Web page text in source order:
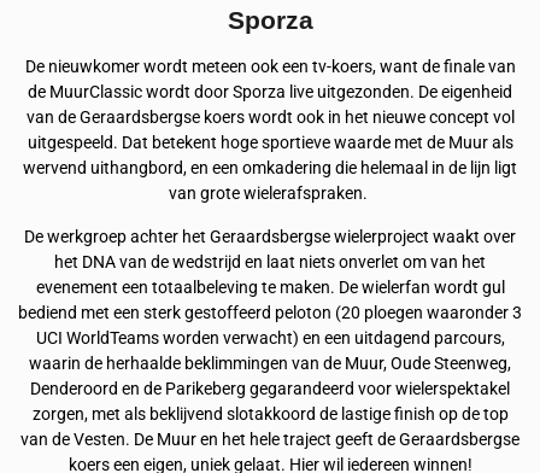
Sporza
De nieuwkomer wordt meteen ook een tv-koers, want de finale van
de MuurClassic wordt door Sporza live uitgezonden. De eigenheid
van de Geraardsbergse koers wordt ook in het nieuwe concept vol
uitgespeeld. Dat betekent hoge sportieve waarde met de Muur als
wervend uithangbord, en een omkadering die helemaal in de lijn ligt
van grote wielerafspraken.
De werkgroep achter het Geraardsbergse wielerproject waakt over
het DNA van de wedstrijd en laat niets onverlet om van het
evenement een totaalbeleving te maken. De wielerfan wordt gul
bediend met een sterk gestoffeerd peloton (20 ploegen waaronder 3
UCI WorldTeams worden verwacht) en een uitdagend parcours,
waarin de herhaalde beklimmingen van de Muur, Oude Steenweg,
Denderoord en de Parikeberg gegarandeerd voor wielerspektakel
zorgen, met als beklijvend slotakkoord de lastige finish op de top
van de Vesten. De Muur en het hele traject geeft de Geraardsbergse
koers een eigen, uniek gelaat. Hier wil iedereen winnen!